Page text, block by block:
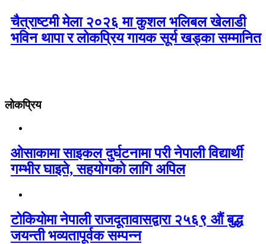
चैत्राष्टमी मेला २०२६ मा कुशल भलिबल खेलाडी
भविन थापा र लोकप्रिय गायक सूर्य खड्का सम्मानित
लोकप्रिय
ओसाकामा साइकल दुर्घटनामा परी नेपाली विद्यार्थी
गम्भीर घाइते, सहयोगको लागि अपिल
टोकियोमा नेपाली राजदूतावासद्वारा २५६९ औं बुद्ध
जयन्ती भव्यतापूर्वक सम्पन्न